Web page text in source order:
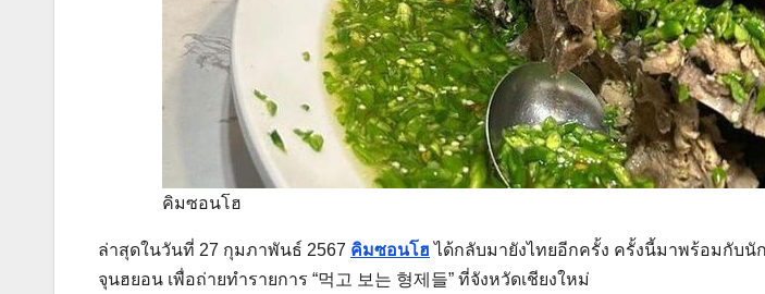
คิมซอนโฮ
ล่าสุดในวันที่ 27 กุมภาพันธ์ 2567 คิมซอนโฮ ได้กลับมายังไทยอีกครั้ง ครั้งนี้มาพร้อมกับนั
จุนฮยอน เพื่อถ่ายทำรายการ “먹고 보는 형제들” ที่จังหวัดเชียงใหม่